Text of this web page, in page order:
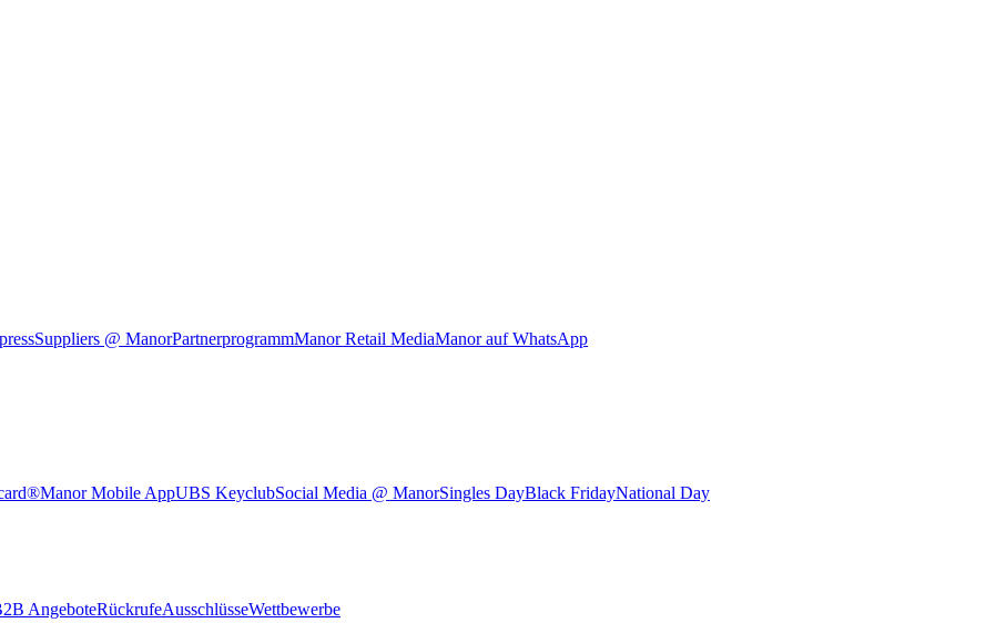
Suppliers @ ManorPartnerprogrammManor Retail MediaManor auf WhatsApp
Manor Mobile AppUBS KeyclubSocial Media @ ManorSingles DayBlack FridayNational Day
AngeboteRückrufeAusschlüsseWettbewerbe